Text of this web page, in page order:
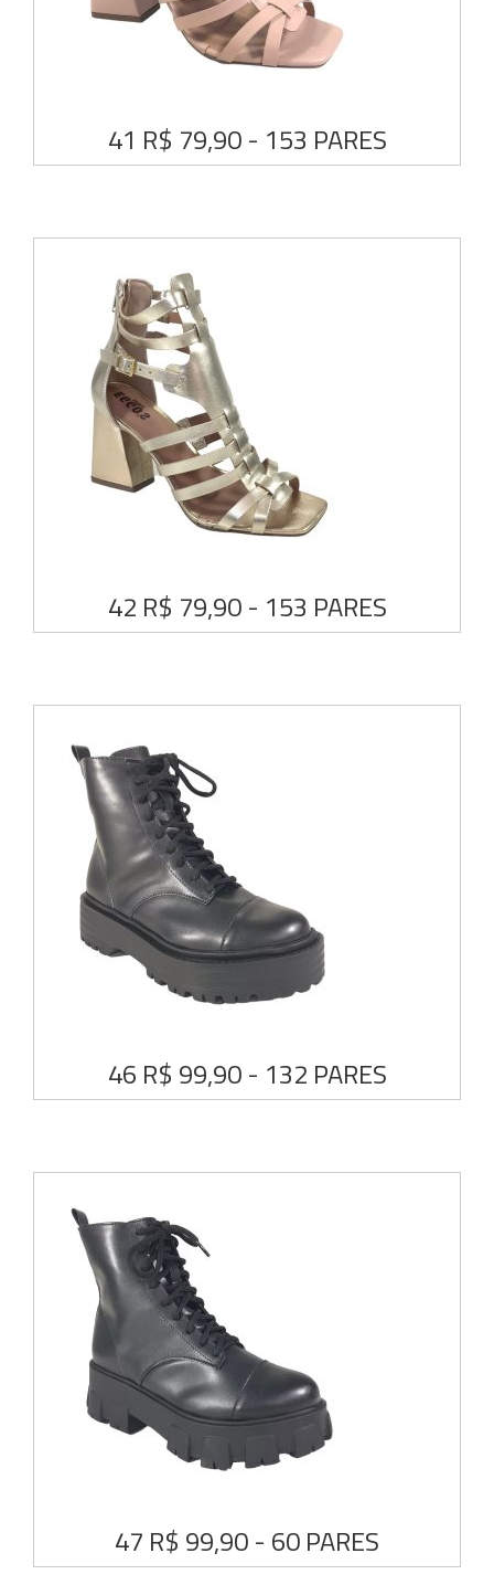
41 R$ 79,90 - 153 PARES
42 R$ 79,90 - 153 PARES
46 R$ 99,90 - 132 PARES
47 R$ 99,90 - 60 PARES